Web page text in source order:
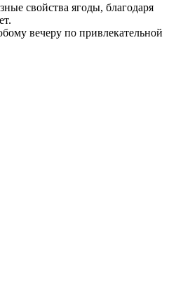
свойства ягоды, благодаря
вечеру по привлекательной